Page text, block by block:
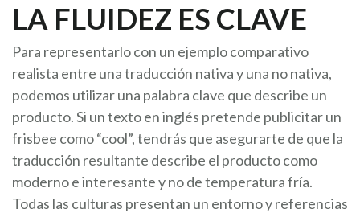
LA FLUIDEZ ES CLAVE
Para representarlo con un ejemplo comparativo
realista entre una traducción nativa y una no nativa,
podemos utilizar una palabra clave que describe un
producto. Si un texto en inglés pretende publicitar un
frisbee como “cool”, tendrás que asegurarte de que la
traducción resultante describe el producto como
moderno e interesante y no de temperatura fría.
Todas las culturas presentan un entorno y referencias